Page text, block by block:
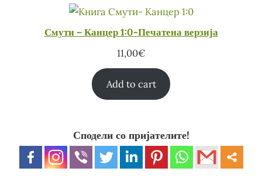
Смути – Канцер 1:0-Печатена верзија
11,00€
Add to cart
Сподели со пријателите!